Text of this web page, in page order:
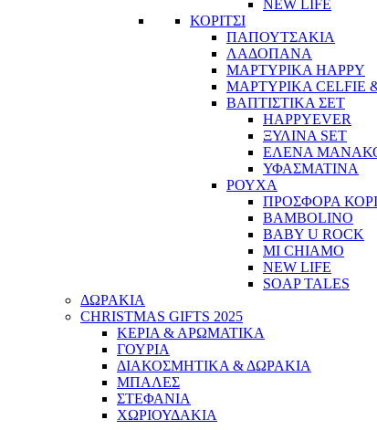
NEW LIFE
ΚΟΡΙΤΣΙ
ΠΑΠΟΥΤΣΑΚΙΑ
ΛΑΔΟΠΑΝΑ
ΜΑΡΤΥΡΙΚΑ HAPPY
ΜΑΡΤΥΡΙΚΑ CELFIE
ΒΑΠΤΙΣΤΙΚΑ ΣΕΤ
HAPPYEVER
ΞΥΛΙΝΑ SET
ΕΛΕΝΑ
ΥΦΑΣΜΑΤΙΝΑ
ΡΟΥΧΑ
ΠΡΟΣΦΟΡΑ
BAMBOLINO
BABY U ROCK
MI CHIAMO
NEW LIFE
SOAP TALES
ΔΩΡΑΚΙΑ
CHRISTMAS GIFTS 2025
ΚΕΡΙΑ & ΑΡΩΜΑΤΙΚΑ
ΓΟΥΡΙΑ
ΔΙΑΚΟΣΜΗΤΙΚΑ & ΔΩΡΑΚΙΑ
ΜΠΑΛΕΣ
ΣΤΕΦΑΝΙΑ
ΧΩΡΙΟΥΔΑΚΙΑ